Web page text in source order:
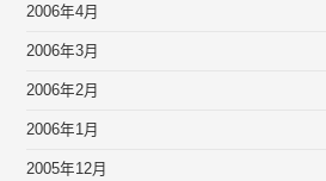
2006年4月
2006年3月
2006年2月
2006年1月
2005年12月